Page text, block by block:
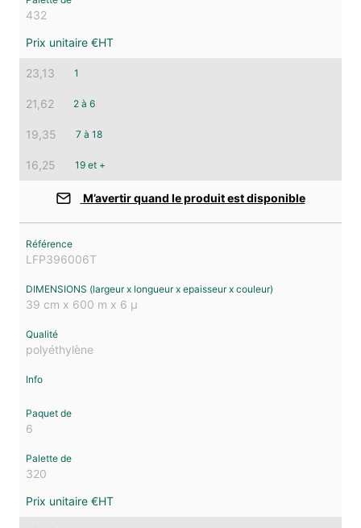
432
23,13 1
21,62 2 à 6
19,35 7 à 18
16,25 19 et +
M’avertir quand le produit est disponible
LFP396006T
39 cm x 600 m x 6 µ
polyéthylène
6
320